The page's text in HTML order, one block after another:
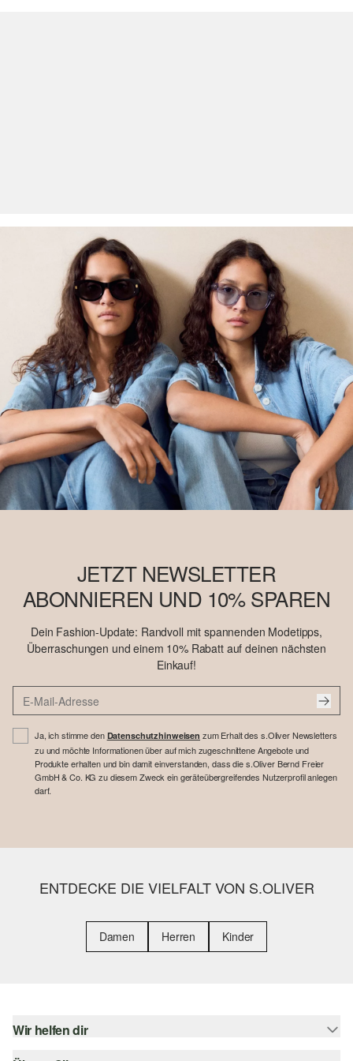
JETZT NEWSLETTER
ABONNIEREN UND 10% SPAREN
Dein Fashion-Update: Randvoll mit spannenden Modetipps,
Überraschungen und einem 10% Rabatt auf deinen nächsten
Einkauf!
Ja, ich stimme den Datenschutzhinweisen zum Erhalt des s.Oliver Newsletters
zu und möchte Informationen über auf mich zugeschnittene Angebote und
Produkte erhalten und bin damit einverstanden, dass die s.Oliver Bernd Freier
GmbH & Co. KG zu diesem Zweck ein geräteübergreifendes Nutzerprofil anlegen
darf.
ENTDECKE DIE VIELFALT VON S.OLIVER
Damen Herren Kinder
Wir helfen dir